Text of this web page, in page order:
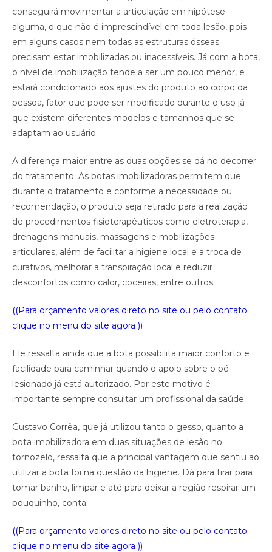
conseguirá movimentar a articulação em hipótese
alguma, o que não é imprescindível em toda lesão, pois
em alguns casos nem todas as estruturas ósseas
precisam estar imobilizadas ou inacessíveis. Já com a bota,
o nível de imobilização tende a ser um pouco menor, e
estará condicionado aos ajustes do produto ao corpo da
pessoa, fator que pode ser modificado durante o uso já
que existem diferentes modelos e tamanhos que se
adaptam ao usuário.
A diferença maior entre as duas opções se dá no decorrer
do tratamento. As botas imobilizadoras permitem que
durante o tratamento e conforme a necessidade ou
recomendação, o produto seja retirado para a realização
de procedimentos fisioterapêuticos como eletroterapia,
drenagens manuais, massagens e mobilizações
articulares, além de facilitar a higiene local e a troca de
curativos, melhorar a transpiração local e reduzir
desconfortos como calor, coceiras, entre outros.
((Para orçamento valores direto no site ou pelo contato
clique no menu do site agora ))
Ele ressalta ainda que a bota possibilita maior conforto e
facilidade para caminhar quando o apoio sobre o pé
lesionado já está autorizado. Por este motivo é
importante sempre consultar um profissional da saúde.
Gustavo Corrêa, que já utilizou tanto o gesso, quanto a
bota imobilizadora em duas situações de lesão no
tornozelo, ressalta que a principal vantagem que sentiu ao
utilizar a bota foi na questão da higiene. Dá para tirar para
tomar banho, limpar e até para deixar a região respirar um
pouquinho, conta.
((Para orçamento valores direto no site ou pelo contato
clique no menu do site agora ))